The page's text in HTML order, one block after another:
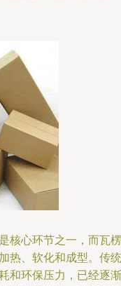
核心环节之一，而瓦楞
热、软化和成型。传统
和环保压力，已经逐渐